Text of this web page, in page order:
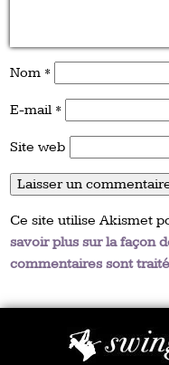
Nom *
E-mail *
Site web
Ce site utilise Akismet
savoir plus sur la façon
commentaires sont